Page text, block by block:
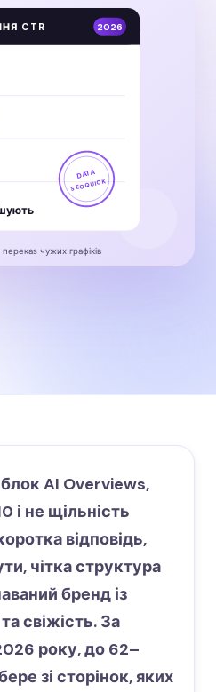
CTR 2026
DATA
SEOQUICK
переказ чужих графіків
AI Overviews,
і не щільність
відповідь,
чітка структура
бренд із
свіжість. За
року, до 62–
зі сторінок, яких